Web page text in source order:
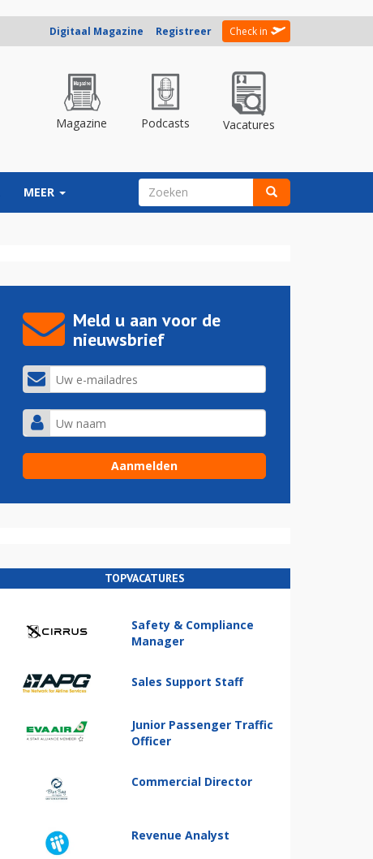
Digitaal Magazine Registreer Check in
Magazine Podcasts Vacatures
MEER ZOEKVELD
Meld u aan voor de
nieuwsbrief
TOPVACATURES
Safety & Compliance
Manager
Sales Support Staff
Junior Passenger Traffic
Officer
Commercial Director
Revenue Analyst